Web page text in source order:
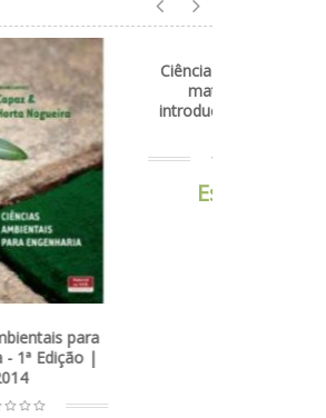
Ciência e engenharia de
materiais - Uma
introdução - 9ª Edição |